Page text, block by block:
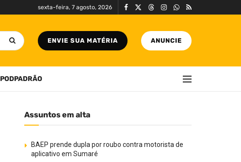
sexta-feira, 7 agosto, 2026
ENVIE SUA MATÉRIA ANUNCIE
PODPADRÃO
Assuntos em alta
BAEP prende dupla por roubo contra motorista de
aplicativo em Sumaré